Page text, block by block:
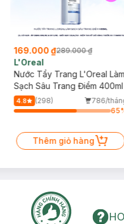
169.000 ₫289.000 ₫
L'Oreal
Nước Tẩy Trang L'Oreal Làm
Sạch Sâu Trang Điểm 400ml
4.8 (298)
786/
65
Thêm giỏ hàng